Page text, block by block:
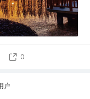
0
户